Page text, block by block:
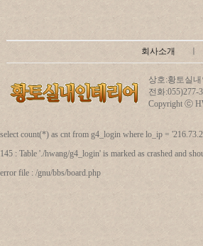
회사소개
상호:황토실
전화:055)277-
Copyright ⓒ
select count(*) as cnt from g4_login where lo_ip =
145 : Table './hwang/g4_login' is marked as crashed and
error file : /gnu/bbs/board.php